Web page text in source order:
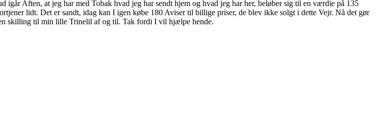
Aften, at jeg har med Tobak hvad jeg har sendt hjem og hvad jeg har her, beløber sig til en værdie på 135
lidt. Det er sandt, idag kan I igen købe 180 Aviser til billige priser, de blev ikke solgt i dette Vejr. Nå det gør
skilling til min lille Trinelil af og til. Tak fordi I vil hjælpe hende.